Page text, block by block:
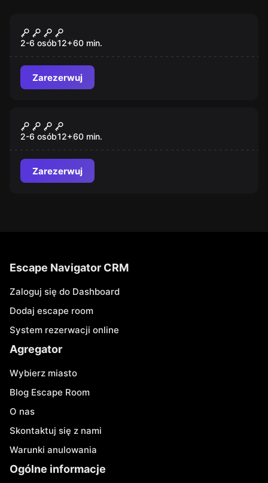
Zgniła panna młoda
2-6 osób12+60 min.
Zarezerwuj
Psychiatryk
2-6 osób12+60 min.
Zarezerwuj
Escape Navigator CRM
Zaloguj się do Dashboard
Dodaj escape room
System rezerwacji online
Agregator
Wybierz miasto
Blog Escape Room
O nas
Skontaktuj się z nami
Warunki anulowania
Ogólne informacje